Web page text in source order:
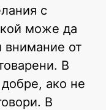
с
може да
внимание от
В
ако не
В